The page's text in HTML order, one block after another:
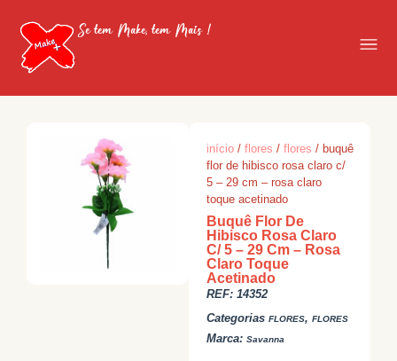
Se tem Make, tem Mais !
início /flores /flores / buquê
flor de hibisco rosa claro c/
5 – 29 cm – rosa claro
toque acetinado
Buquê Flor De
Hibisco Rosa Claro
C/ 5 – 29 Cm – Rosa
Claro Toque
Acetinado
REF:14352
Categorias FLORES,FLORES
Marca:Savanna